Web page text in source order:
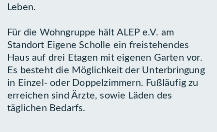
Leben.
Für die Wohngruppe hält ALEP e.V. am
Standort Eigene Scholle ein freistehendes
Haus auf drei Etagen mit eigenen Garten vor.
Es besteht die Möglichkeit der Unterbringung
in Einzel- oder Doppelzimmern. Fußläufig zu
erreichen sind Ärzte, sowie Läden des
täglichen Bedarfs.